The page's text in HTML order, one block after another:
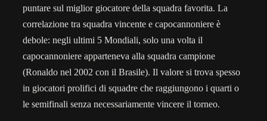
puntare sul miglior giocatore della squadra favorita. La
correlazione tra squadra vincente e capocannoniere è
debole: negli ultimi 5 Mondiali, solo una volta il
capocannoniere apparteneva alla squadra campione
(Ronaldo nel 2002 con il Brasile). Il valore si trova spesso
in giocatori prolifici di squadre che raggiungono i quarti o
le semifinali senza necessariamente vincere il torneo.